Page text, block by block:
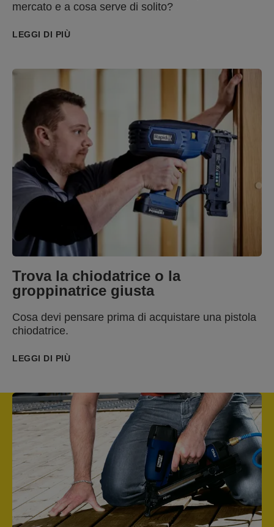
mercato e a cosa serve di solito?
LEGGI DI PIÙ
Trova la chiodatrice o la
groppinatrice giusta
Cosa devi pensare prima di acquistare una pistola
chiodatrice.
LEGGI DI PIÙ